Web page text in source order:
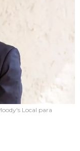
Local para